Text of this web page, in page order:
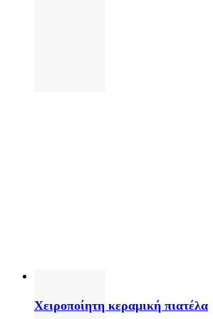
Χειροποίητη κεραμική πιατέλα